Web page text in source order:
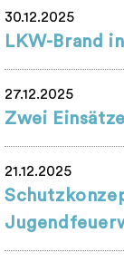
30.12.2025
LKW-Brand
27.12.2025
Zwei
21.12.2025